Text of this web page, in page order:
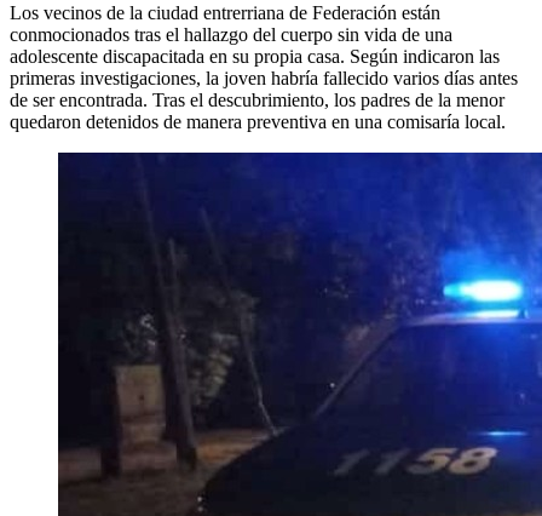
Los vecinos de la ciudad entrerriana de Federación están
conmocionados tras el hallazgo del cuerpo sin vida de una
adolescente discapacitada en su propia casa. Según indicaron las
primeras investigaciones, la joven habría fallecido varios días antes
de ser encontrada. Tras el descubrimiento, los padres de la menor
quedaron detenidos de manera preventiva en una comisaría local.